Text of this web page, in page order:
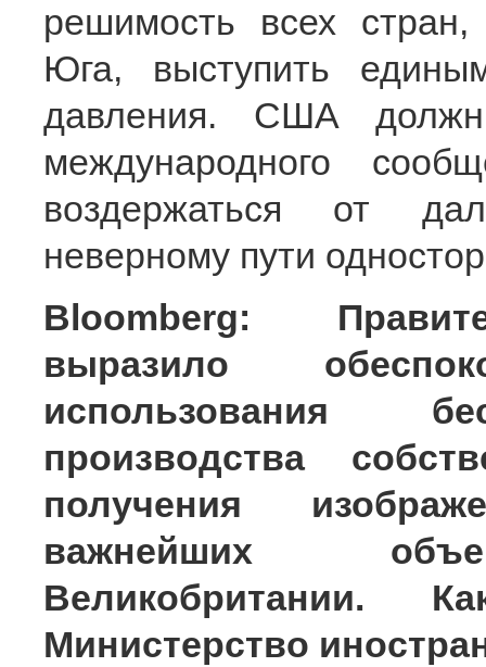
решимость всех стран,
Юга, выступить
давления. США
международного
воздержаться от
неверному пути
Bloomberg:
выразило
использования
производства
получения
важнейших
Великобритании.
Министерство